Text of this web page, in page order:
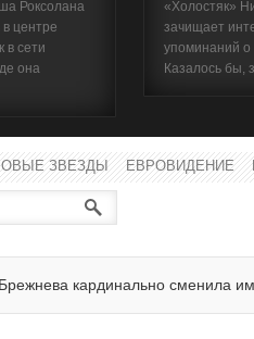
Роксолана
в центре
в сети
она
«Холостяк»
зачищает
упоминаний
Казалось бы,
ЗВЕЗДЫ ЕВРОВИДЕНИЕ
кардинально сменила